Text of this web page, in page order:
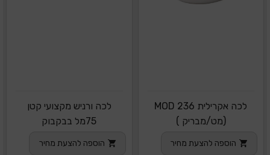
לכה אקרילית MOD 236
(מט/מבריק )
הוספה להצעת מחיר
לכה ורניש מקצועי קטן
75מל בבקבוק
הוספה להצעת מחיר